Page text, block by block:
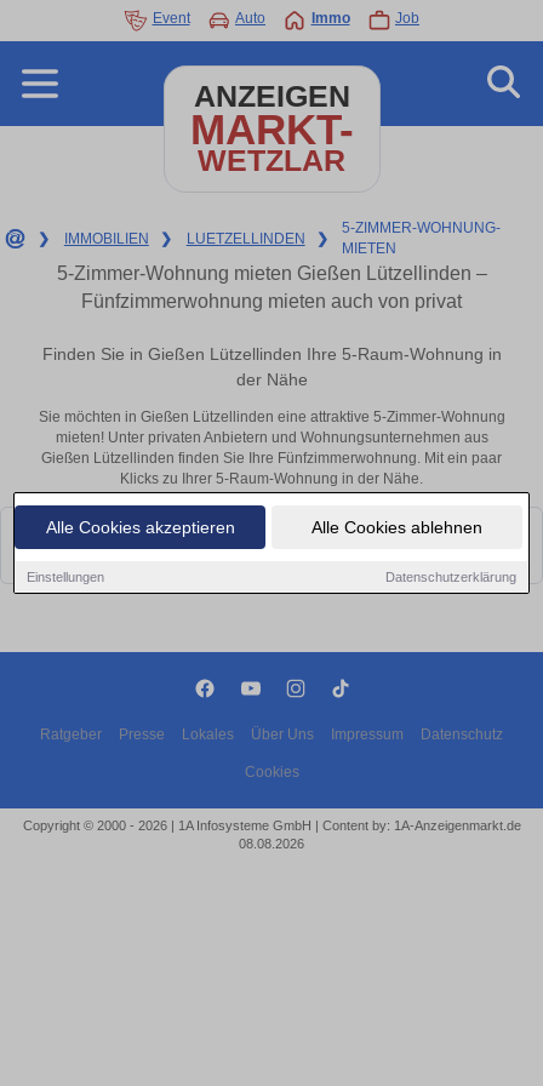
Alle Cookies akzeptieren Alle Cookies ablehnen
Einstellungen Datenschutzerklärung
Event Auto Immo Job
ANZEIGEN
MARKT-
WETZLAR
❯ IMMOBILIEN ❯ LUETZELLINDEN ❯
5-ZIMMER-WOHNUNG-
MIETEN
5-Zimmer-Wohnung mieten Gießen Lützellinden –
Fünfzimmerwohnung mieten auch von privat
Finden Sie in Gießen Lützellinden Ihre 5-Raum-Wohnung in
der Nähe
Sie möchten in Gießen Lützellinden eine attraktive 5-Zimmer-Wohnung
mieten! Unter privaten Anbietern und Wohnungsunternehmen aus
Gießen Lützellinden finden Sie Ihre Fünfzimmerwohnung. Mit ein paar
Klicks zu Ihrer 5-Raum-Wohnung in der Nähe.
Leider konnten wir derzeit keine passenden Objekte finden. Schauen Sie
Ratgeber Presse Lokales Über Uns Impressum Datenschutz
Cookies
Copyright © 2000 - 2026 | 1A Infosysteme GmbH | Content by: 1A-Anzeigenmarkt.de
08.08.2026